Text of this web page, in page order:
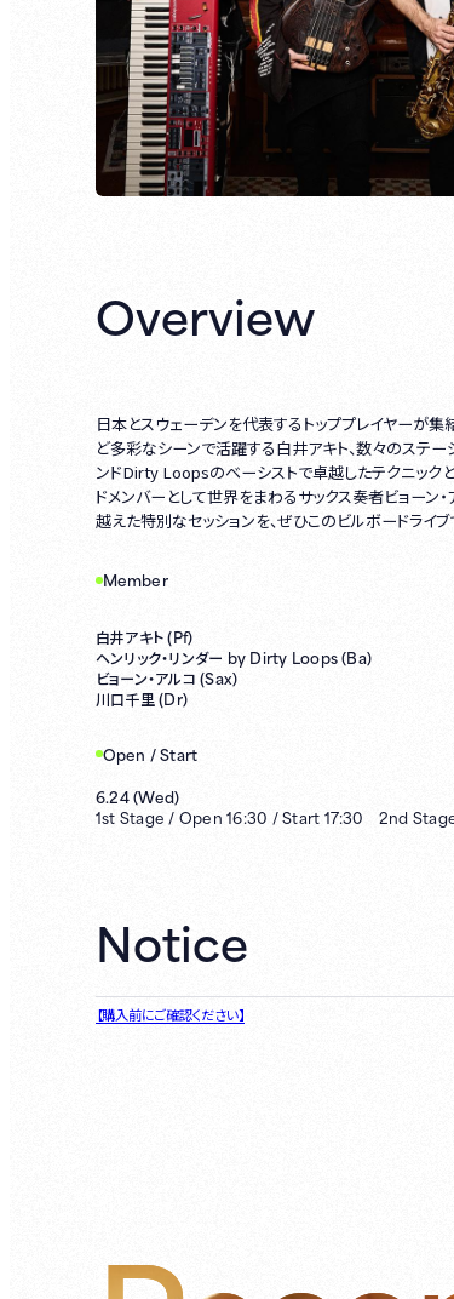
Overview
日本とスウェーデンを代表するトッププレイヤーが集
ど多彩なシーンで活躍する白井アキト、数々のステ
ンドDirty Loopsのベーシストで卓越したテクニック
ドメンバーとして世界をまわるサックス奏者ビョー
越えた特別なセッションを、ぜひこのビルボードライブ
Member
白井アキト (Pf)
ヘンリック・リンダー by Dirty Loops (Ba)
ビョーン・アルコ (Sax)
川口千里 (Dr)
Open / Start
6.24(Wed)
1st Stage / Open16:30 /Start 17:30 2nd
Notice
【購入前にご確認ください】